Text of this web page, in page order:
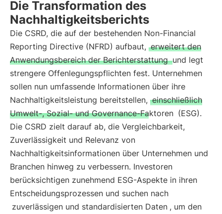
Die Transformation des
Nachhaltigkeitsberichts
Die CSRD, die auf der bestehenden Non-Financial
Reporting Directive (NFRD) aufbaut, erweitert den
Anwendungsbereich der Berichterstattung und legt
strengere Offenlegungspflichten fest. Unternehmen
sollen nun umfassende Informationen über ihre
Nachhaltigkeitsleistung bereitstellen, einschließlich
Umwelt-, Sozial- und Governance-Faktoren (ESG).
Die CSRD zielt darauf ab, die Vergleichbarkeit,
Zuverlässigkeit und Relevanz von
Nachhaltigkeitsinformationen über Unternehmen und
Branchen hinweg zu verbessern. Investoren
berücksichtigen zunehmend ESG-Aspekte in ihren
Entscheidungsprozessen und suchen nach
zuverlässigen und standardisierten Daten , um den